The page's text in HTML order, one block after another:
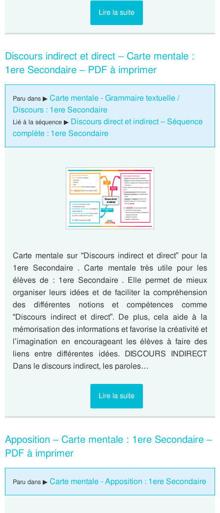
Lire la suite
Discours indirect et direct – Carte mentale :
1ere Secondaire – PDF à imprimer
Paru dans ▶ Carte mentale - Grammaire textuelle /
Discours : 1ere Secondaire
Lié à la séquence ▶ Discours direct et indirect – Séquence
complète : 1ere Secondaire
Carte mentale sur “Discours indirect et direct” pour la
1ere Secondaire . Carte mentale très utile pour les
élèves de : 1ere Secondaire . Elle permet de mieux
organiser leurs idées et de faciliter la compréhension
des différentes notions et compétences comme
“Discours indirect et direct”. De plus, cela aide à la
mémorisation des informations et favorise la créativité et
l’imagination en encourageant les élèves à faire des
liens entre différentes idées. DISCOURS INDIRECT
Dans le discours indirect, les paroles…
Lire la suite
Apposition – Carte mentale : 1ere Secondaire –
PDF à imprimer
Paru dans ▶ Carte mentale - Apposition : 1ere Secondaire